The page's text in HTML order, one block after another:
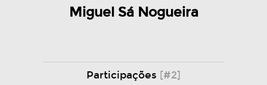
Miguel Sá Nogueira
Participações [#2]